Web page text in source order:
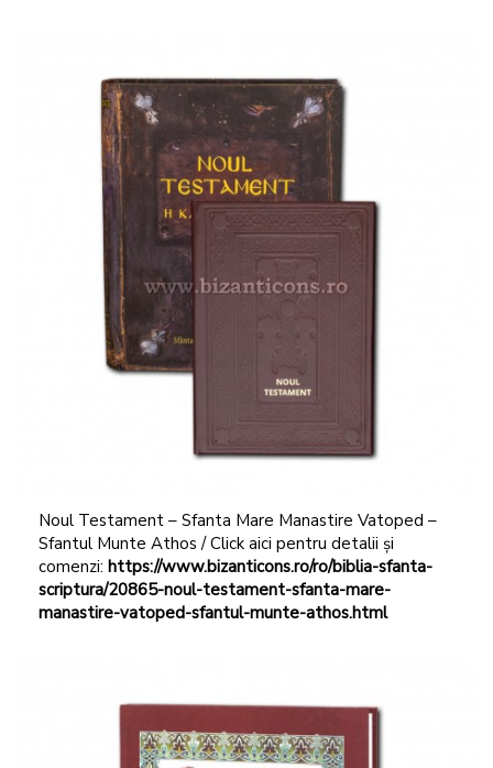
Noul Testament – Sfanta Mare Manastire Vatoped –
Sfantul Munte Athos / Click aici pentru detalii și
comenzi: https://www.bizanticons.ro/ro/biblia-sfanta-
scriptura/20865-noul-testament-sfanta-mare-
manastire-vatoped-sfantul-munte-athos.html